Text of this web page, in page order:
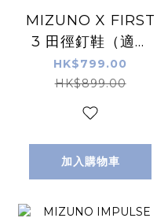
MIZUNO X FIRST
3 田徑釘鞋（適合
短/中/長跑/跳遠項
目) 藍粉色
HK$799.00
HK$899.00
加入購物車